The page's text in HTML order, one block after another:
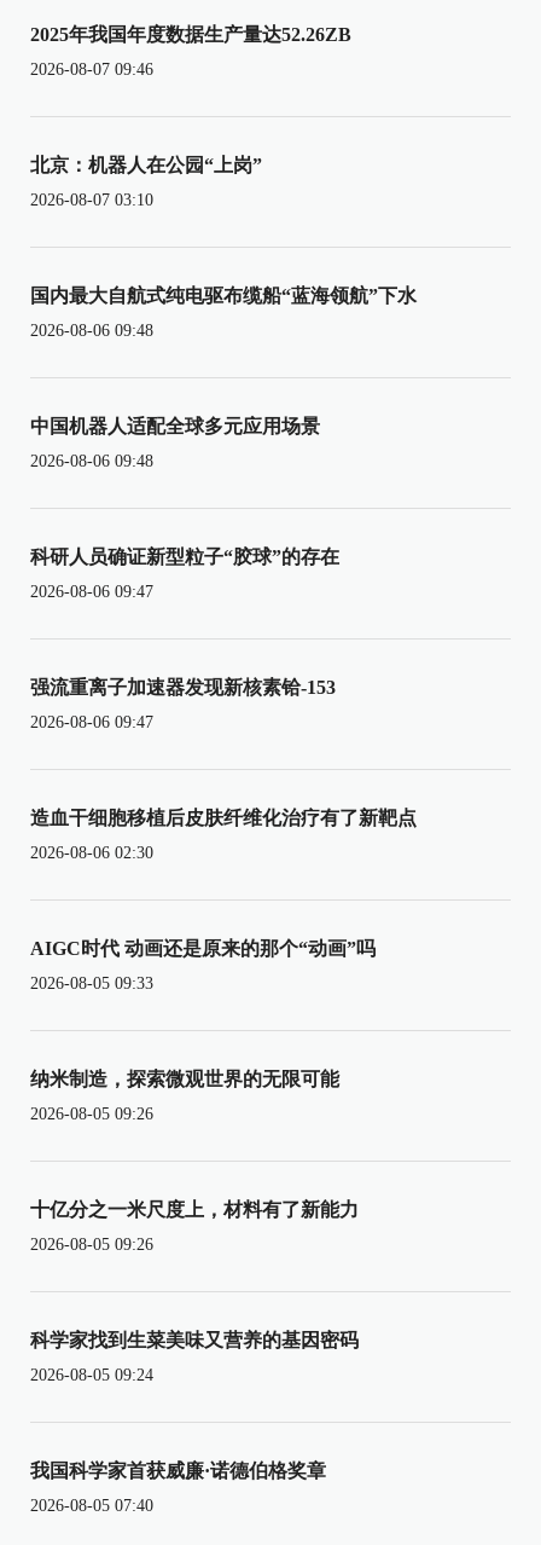
2025年我国年度数据生产量达52.26ZB
2026-08-07 09:46
北京：机器人在公园“上岗”
2026-08-07 03:10
国内最大自航式纯电驱布缆船“蓝海领航”下水
2026-08-06 09:48
中国机器人适配全球多元应用场景
2026-08-06 09:48
科研人员确证新型粒子“胶球”的存在
2026-08-06 09:47
强流重离子加速器发现新核素铪-153
2026-08-06 09:47
造血干细胞移植后皮肤纤维化治疗有了新靶点
2026-08-06 02:30
AIGC时代 动画还是原来的那个“动画”吗
2026-08-05 09:33
纳米制造，探索微观世界的无限可能
2026-08-05 09:26
十亿分之一米尺度上，材料有了新能力
2026-08-05 09:26
科学家找到生菜美味又营养的基因密码
2026-08-05 09:24
我国科学家首获威廉·诺德伯格奖章
2026-08-05 07:40